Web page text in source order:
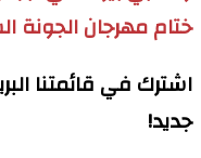
ختام مهرجان الجونة
اشترك في قائمتنا
جديد!